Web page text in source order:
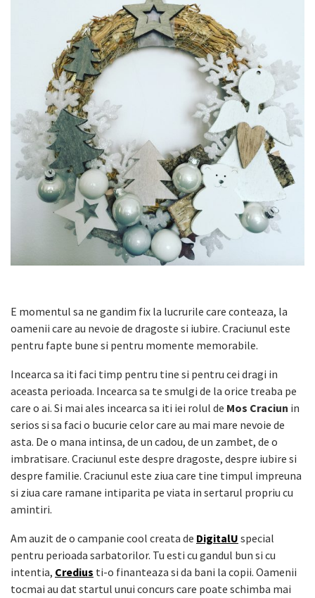
E momentul sa ne gandim fix la lucrurile care conteaza, la
oamenii care au nevoie de dragoste si iubire. Craciunul este
pentru fapte bune si pentru momente memorabile.
Incearca sa iti faci timp pentru tine si pentru cei dragi in
aceasta perioada. Incearca sa te smulgi de la orice treaba pe
care o ai. Si mai ales incearca sa iti iei rolul de Mos Craciun in
serios si sa faci o bucurie celor care au mai mare nevoie de
asta. De o mana intinsa, de un cadou, de un zambet, de o
imbratisare. Craciunul este despre dragoste, despre iubire si
despre familie. Craciunul este ziua care tine timpul impreuna
si ziua care ramane intiparita pe viata in sertarul propriu cu
amintiri.
Am auzit de o campanie cool creata de DigitalU special
pentru perioada sarbatorilor. Tu esti cu gandul bun si cu
intentia, Credius ti-o finanteaza si da bani la copii. Oamenii
tocmai au dat startul unui concurs care poate schimba mai